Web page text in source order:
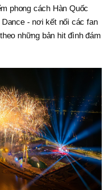
phong cách Hàn Quốc
- nơi kết nối các fan
những bản hit đình đám